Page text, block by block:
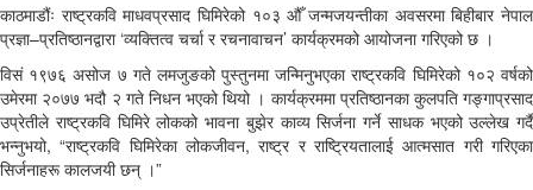
काठमाडौंः राष्ट्रकवि माधवप्रसाद घिमिरेको १०३ औँ जन्मजयन्तीका अवसरमा बिहीबार नेपाल
प्रज्ञा–प्रतिष्ठानद्वारा ‘व्यक्तित्व चर्चा र रचनावाचन’ कार्यक्रमको आयोजना गरिएको छ ।
विसं १९७६ असोज ७ गते लमजुङको पुस्तुनमा जन्मिनुभएका राष्ट्रकवि घिमिरेको १०२ वर्षको
उमेरमा २०७७ भदौ २ गते निधन भएको थियो । कार्यक्रममा प्रतिष्ठानका कुलपति गङ्गाप्रसाद
उप्रेतीले राष्ट्रकवि घिमिरे लोकको भावना बुझेर काव्य सिर्जना गर्ने साधक भएको उल्लेख गर्दै
भन्नुभयो, “राष्ट्रकवि घिमिरेका लोकजीवन, राष्ट्र र राष्ट्रियतालाई आत्मसात गरी गरिएका
सिर्जनाहरू कालजयी छन् ।”